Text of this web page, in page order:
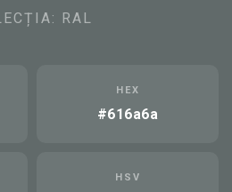
RAL
HEX
#616a6a
HSV